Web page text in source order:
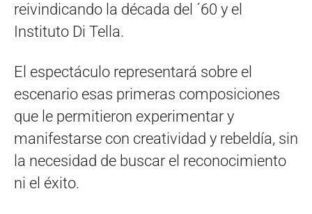
reivindicando la década del ´60 y el
Instituto Di Tella.
El espectáculo representará sobre el
escenario esas primeras composiciones
que le permitieron experimentar y
manifestarse con creatividad y rebeldía, sin
la necesidad de buscar el reconocimiento
ni el éxito.